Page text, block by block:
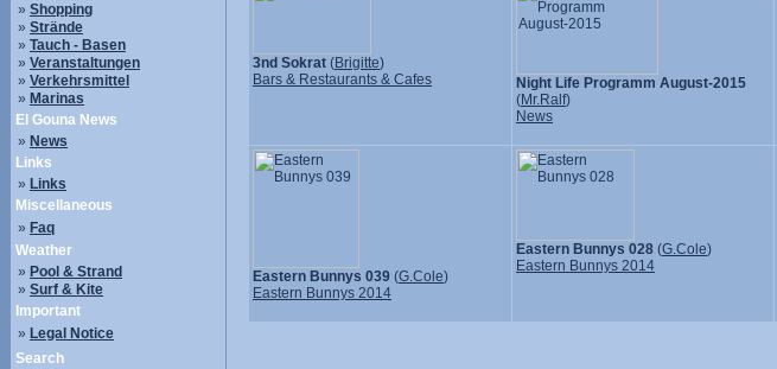
» Shopping
» Strände
» Tauch - Basen
» Veranstaltungen
» Verkehrsmittel
» Marinas
El Gouna News
» News
Links
» Links
Miscellaneous
» Faq
Weather
» Pool & Strand
» Surf & Kite
Important
» Legal Notice
Search
3nd Sokrat (Brigitte)
Bars & Restaurants & Cafes
Night Life Programm August-2015
(Mr.Ralf)
News
Eastern Bunnys 039 (G.Cole)
Eastern Bunnys 2014
Eastern Bunnys 028 (G.Cole)
Eastern Bunnys 2014